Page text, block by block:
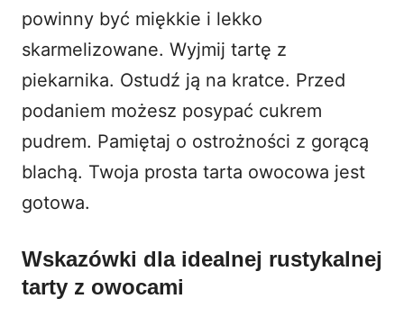
powinny być miękkie i lekko
skarmelizowane. Wyjmij tartę z
piekarnika. Ostudź ją na kratce. Przed
podaniem możesz posypać cukrem
pudrem. Pamiętaj o ostrożności z gorącą
blachą. Twoja prosta tarta owocowa jest
gotowa.
Wskazówki dla idealnej rustykalnej
tarty z owocami